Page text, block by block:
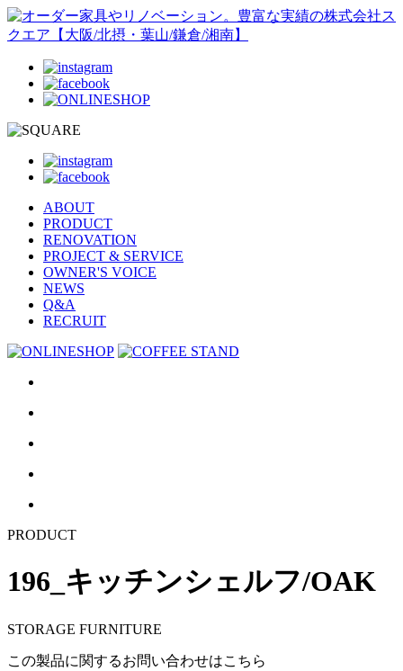
ABOUT
PRODUCT
RENOVATION
PROJECT & SERVICE
OWNER'S VOICE
NEWS
Q&A
RECRUIT
PRODUCT
196_キッチンシェルフ/OAK
STORAGE FURNITURE
この製品に関するお問い合わせはこちら